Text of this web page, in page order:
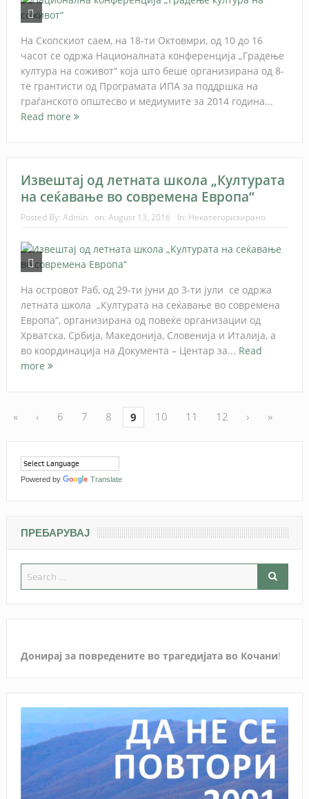
На Скопскиот саем, на 18-ти Октовмри, од 10 до 16
часот се одржа Националната конференција „Градење
култура на соживот“ која што беше организирана од 8-
те грантисти од Програмата ИПА за поддршка на
граѓанското општесво и медиумите за 2014 година...
Read more
Извештај од летната школа „Културата
на сеќавање во современа Европа“
Posted By: Admin on: August 13, 2016 In: Некатегоризирано
На островот Раб, од 29-ти јуни до 3-ти јули се одржа
летната школа „Културата на сеќавање во современа
Европа“, организирана од повеќе организации од
Хрватска, Србија, Македонија, Словенија и Италија, а
во координација на Документа – Центар за... Read
more
« ‹ 6 7 8 9 10 11 12 › »
Powered by Translate
ПРЕБАРУВАЈ
Донирај за повредените во трагедијата во Кочани!